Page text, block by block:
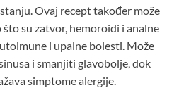
Ovaj recept također može
su zatvor, hemoroidi i analne
i upalne bolesti. Može
i smanjiti glavobolje, dok
simptome alergije.